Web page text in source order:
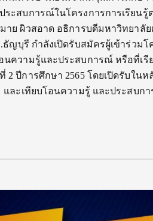
ระสบการณ์ในโครงการการเรียน
ย ผิวสอาด อธิการบดีมหาวิทยาลั
บุรี กำลังเปิดรับสมัครผู้เข้าร่วมโ
นความรู้และประสบการณ์ หรือที่เ
ปีการศึกษา 2565 โดยเปิดรับใน
และเทียบโอนความรู้ และประสบก